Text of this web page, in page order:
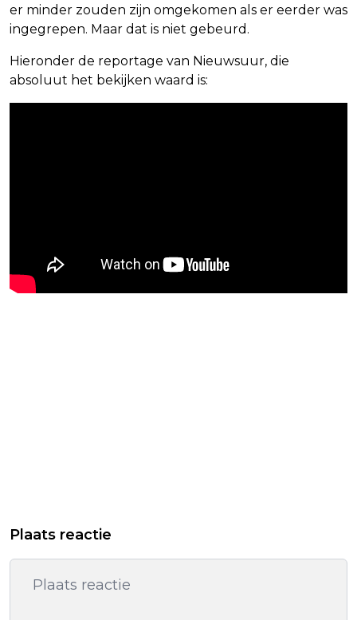
er minder zouden zijn omgekomen als er eerder was
ingegrepen. Maar dat is niet gebeurd.
Hieronder de reportage van Nieuwsuur, die
absoluut het bekijken waard is:
Plaats reactie